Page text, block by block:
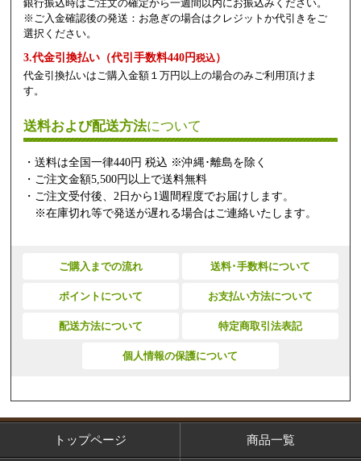
銀行振込時はご注文の確定から一週間以内にお振込みください。
※ご入金確認後の発送：お急ぎの場合はクレジットか代引きをご
選択ください。
3.代金引換払い（代引手数料440円税込）
代金引換払いはご購入金額１万円以上の場合のみご利用頂けま
す。
送料および配送方法について
・送料は全国一律440円 税込 ※沖縄･離島を除く
・ご注文金額5,500円以上で送料無料
・ご注文受付後、2日から1週間程度でお届けします。
※在庫切れ等で発送が遅れる場合はご連絡いたします。
ご購入までの流れ 送料･手数料について
ポイントについて お支払い方法について
配送方法について 特定商取引法表記
個人情報の保護について
トップページ 商品一覧